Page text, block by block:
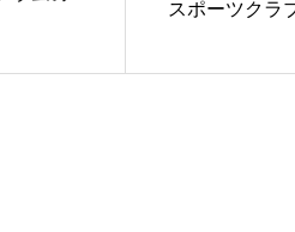
スポーツクラ